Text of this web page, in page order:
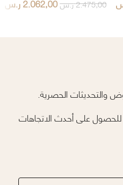
2.475,00ر.س
والتحديثات الحصرية.
للحصول على أحدث الاتجاهات